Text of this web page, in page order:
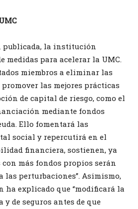
publicada, la institución
medidas para acelerar la UMC.
miembros a eliminar las
las mejores prácticas
de capital de riesgo, como el
mediante fondos
Ello fomentará las
social y repercutirá en el
financiera, sostienen, ya
con más fondos propios serán
las perturbaciones”. Asimismo,
ha explicado que “modificará la
de seguros antes de que